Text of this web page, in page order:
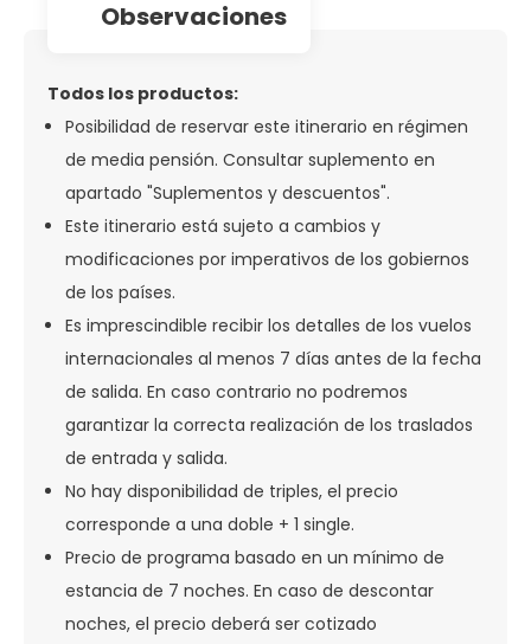
observaciones
Todos los productos:
Posibilidad de reservar este itinerario en régimen
de media pensión. Consultar suplemento en
apartado "Suplementos y descuentos".
Este itinerario está sujeto a cambios y
modificaciones por imperativos de los gobiernos
de los países.
Es imprescindible recibir los detalles de los vuelos
internacionales al menos 7 días antes de la fecha
de salida. En caso contrario no podremos
garantizar la correcta realización de los traslados
de entrada y salida.
No hay disponibilidad de triples, el precio
corresponde a una doble + 1 single.
Precio de programa basado en un mínimo de
estancia de 7 noches. En caso de descontar
noches, el precio deberá ser cotizado